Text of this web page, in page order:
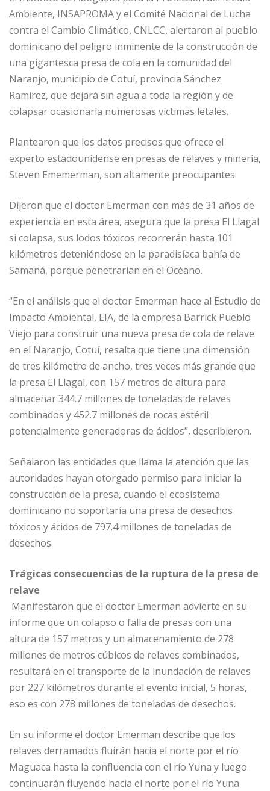
c
e
b
o
o
k
ai
l
k
e
dI
n
at
s
A
p
p
ss
e
n
g
e
r
m
p
ar
ti
r
Ambiente, INSAPROMA y el Comité Nacional de Lucha
contra el Cambio Climático, CNLCC, alertaron al pueblo
dominicano del peligro inminente de la construcción de
una gigantesca presa de cola en la comunidad del
Naranjo, municipio de Cotuí, provincia Sánchez
Ramírez, que dejará sin agua a toda la región y de
colapsar ocasionaría numerosas víctimas letales.
Plantearon que los datos precisos que ofrece el
experto estadounidense en presas de relaves y minería,
Steven Ememerman, son altamente preocupantes.
Dijeron que el doctor Emerman con más de 31 años de
experiencia en esta área, asegura que la presa El Llagal
si colapsa, sus lodos tóxicos recorrerán hasta 101
kilómetros deteniéndose en la paradisíaca bahía de
Samaná, porque penetrarían en el Océano.
“En el análisis que el doctor Emerman hace al Estudio de
Impacto Ambiental, EIA, de la empresa Barrick Pueblo
Viejo para construir una nueva presa de cola de relave
en el Naranjo, Cotuí, resalta que tiene una dimensión
de tres kilómetro de ancho, tres veces más grande que
la presa El Llagal, con 157 metros de altura para
almacenar 344.7 millones de toneladas de relaves
combinados y 452.7 millones de rocas estéril
potencialmente generadoras de ácidos”, describieron.
Señalaron las entidades que llama la atención que las
autoridades hayan otorgado permiso para iniciar la
construcción de la presa, cuando el ecosistema
dominicano no soportaría una presa de desechos
tóxicos y ácidos de 797.4 millones de toneladas de
desechos.
Trágicas consecuencias de la ruptura de la presa de
relave
Manifestaron que el doctor Emerman advierte en su
informe que un colapso o falla de presas con una
altura de 157 metros y un almacenamiento de 278
millones de metros cúbicos de relaves combinados,
resultará en el transporte de la inundación de relaves
por 227 kilómetros durante el evento inicial, 5 horas,
eso es con 278 millones de toneladas de desechos.
En su informe el doctor Emerman describe que los
relaves derramados fluirán hacia el norte por el río
Maguaca hasta la confluencia con el río Yuna y luego
continuarán fluyendo hacia el norte por el río Yuna